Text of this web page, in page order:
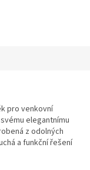
pro venkovní
elegantnímu
z odolných
a funkční řešení